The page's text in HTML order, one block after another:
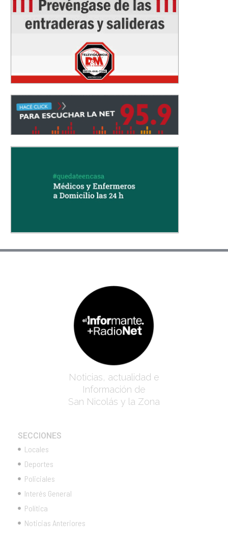
Noticias, actualidad e
Información de
San Nicolás y la Zona
SECCIONES
Locales
Deportes
Policiales
Interés General
Política
Noticias Anteriores